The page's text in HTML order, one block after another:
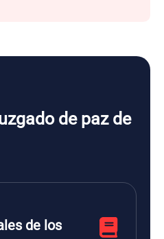
de paz de
de los